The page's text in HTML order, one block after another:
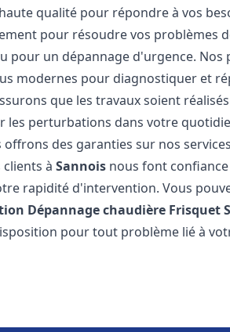
qualité pour répondre à vos
pour résoudre vos problèmes
pour un dépannage d'urgence.
modernes pour diagnostiquer et
que les travaux soient
les perturbations dans votre
des garanties sur nos
clients àSannois nous font
rapidité d'intervention. Vous
Dépannage chaudière Frisquet
pour tout problème lié à